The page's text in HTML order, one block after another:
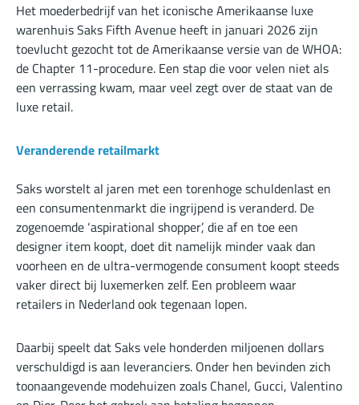
Het moederbedrijf van het iconische Amerikaanse luxe
warenhuis Saks Fifth Avenue heeft in januari 2026 zijn
toevlucht gezocht tot de Amerikaanse versie van de WHOA:
de Chapter 11-procedure. Een stap die voor velen niet als
een verrassing kwam, maar veel zegt over de staat van de
luxe retail.
Veranderende retailmarkt
Saks worstelt al jaren met een torenhoge schuldenlast en
een consumentenmarkt die ingrijpend is veranderd. De
zogenoemde ‘aspirational shopper’, die af en toe een
designer item koopt, doet dit namelijk minder vaak dan
voorheen en de ultra-vermogende consument koopt steeds
vaker direct bij luxemerken zelf. Een probleem waar
retailers in Nederland ook tegenaan lopen.
Daarbij speelt dat Saks vele honderden miljoenen dollars
verschuldigd is aan leveranciers. Onder hen bevinden zich
toonaangevende modehuizen zoals Chanel, Gucci, Valentino